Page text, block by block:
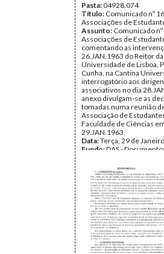
Pasta:04928.074
Título: Comunicado nº
Associações de
Assunto: Comunicado
Associações de
comentando as
26.JAN.1963 do Reitor da
Universidade de Lisboa,
Cunha, na Cantina
interrogatório aos
associativos no dia
anexo divulgam-se as
tomadas numa reunião
Associação de
Faculdade de Ciências
29.JAN.1963.
Data:Terça, 29 de
Fundo:DAS -
Tipo Documental:
Página(s):2